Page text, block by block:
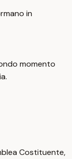
in
momento
Costituente,